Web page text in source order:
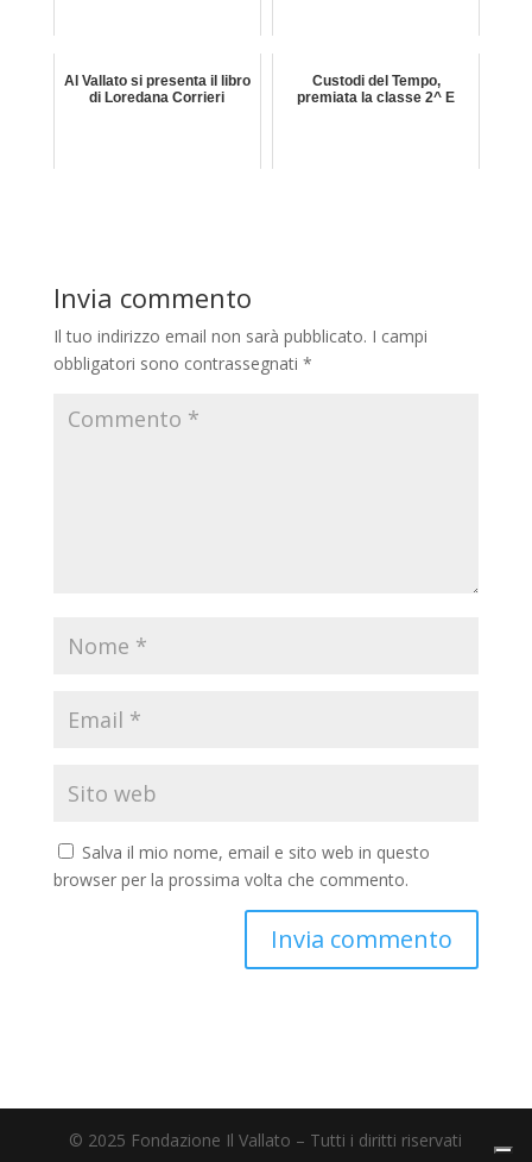
Al Vallato si presenta il libro
di Loredana Corrieri
Custodi del Tempo,
premiata la classe 2^ E
Invia commento
Il tuo indirizzo email non sarà pubblicato. I campi
obbligatori sono contrassegnati *
Salva il mio nome, email e sito web in questo
browser per la prossima volta che commento.
© 2025 Fondazione Il Vallato – Tutti i diritti riservati